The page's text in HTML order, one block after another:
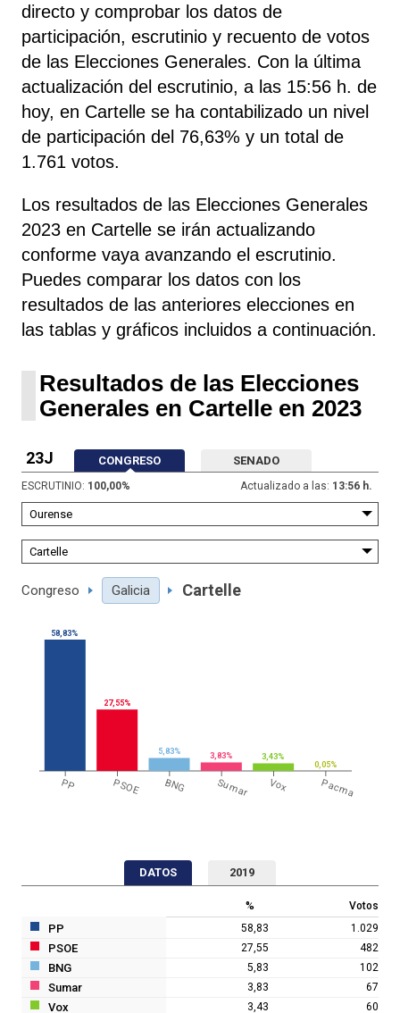
directo y comprobar los datos de
participación, escrutinio y recuento de votos
de las Elecciones Generales. Con la última
actualización del escrutinio, a las 15:56 h. de
hoy, en Cartelle se ha contabilizado un nivel
de participación del 76,63% y un total de
1.761 votos.
Los resultados de las Elecciones Generales
2023 en Cartelle se irán actualizando
conforme vaya avanzando el escrutinio.
Puedes comparar los datos con los
resultados de las anteriores elecciones en
las tablas y gráficos incluidos a continuación.
Resultados de las Elecciones
Generales en Cartelle en 2023
23J CONGRESO SENADO
ESCRUTINIO: 100,00% Actualizado a las: 13:56 h.
Congreso Galicia Cartelle
PP PSOE BNG Sumar Vox Pacma
58,83%
27,55%
5,83% 3,83% 3,43%
0,05%
DATOS 2019
% Votos
PP 58,83 1.029
PSOE 27,55 482
BNG 5,83 102
Sumar 3,83 67
Vox 3,43 60